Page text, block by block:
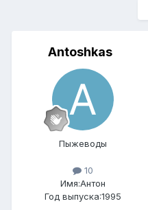
Antoshkas
Пыжеводы
10
Имя:Антон
Год выпуска:1995